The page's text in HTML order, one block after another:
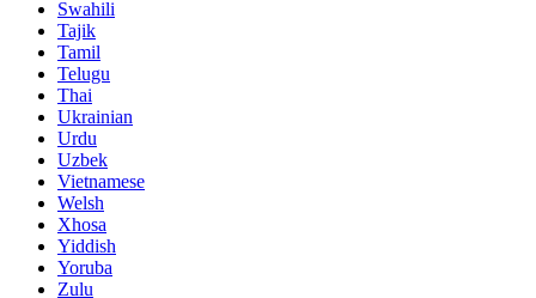
Swahili
Tajik
Tamil
Telugu
Thai
Ukrainian
Urdu
Uzbek
Vietnamese
Welsh
Xhosa
Yiddish
Yoruba
Zulu